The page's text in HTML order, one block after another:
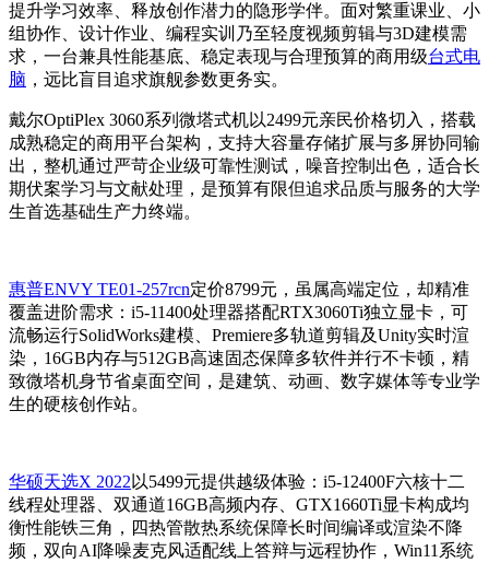
提升学习效率、释放创作潜力的隐形学伴。面对繁重课业、小
组协作、设计作业、编程实训乃至轻度视频剪辑与3D建模需
求，一台兼具性能基底、稳定表现与合理预算的商用级台式电
脑 ，远比盲目追求旗舰参数更务实。
戴尔OptiPlex 3060系列微塔式机以2499元亲民价格切入，搭载
成熟稳定的商用平台架构，支持大容量存储扩展与多屏协同输
出，整机通过严苛企业级可靠性测试，噪音控制出色，适合长
期伏案学习与文献处理，是预算有限但追求品质与服务的大学
生首选基础生产力终端。
惠普ENVY TE01-257rcn定价8799元，虽属高端定位，却精准
覆盖进阶需求：i5-11400处理器搭配RTX3060Ti独立显卡，可
流畅运行SolidWorks建模、Premiere多轨道剪辑及Unity实时渲
染，16GB内存与512GB高速固态保障多软件并行不卡顿，精
致微塔机身节省桌面空间，是建筑、动画、数字媒体等专业学
生的硬核创作站。
华硕天选X 2022 以5499元提供越级体验：i5-12400F六核十二
线程处理器、双通道16GB高频内存、GTX1660Ti显卡构成均
衡性能铁三角，四热管散热系统保障长时间编译或渲染不降
频，双向AI降噪麦克风适配线上答辩与远程协作，Win11系统